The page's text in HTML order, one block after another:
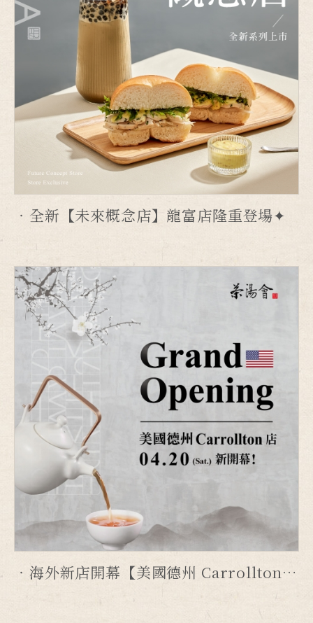
全新【未來概念店】龍富店隆重登場✦
海外新店開幕【美國德州 Carrollton 店】